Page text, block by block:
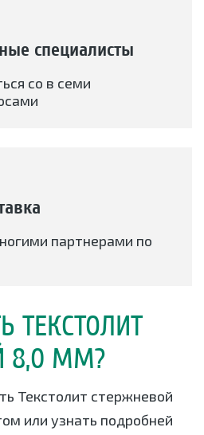
специалисты
со в семи
партнерами по
ТЕКСТОЛИТ
8,0 ММ?
Текстолит стержневой
или узнать подробней